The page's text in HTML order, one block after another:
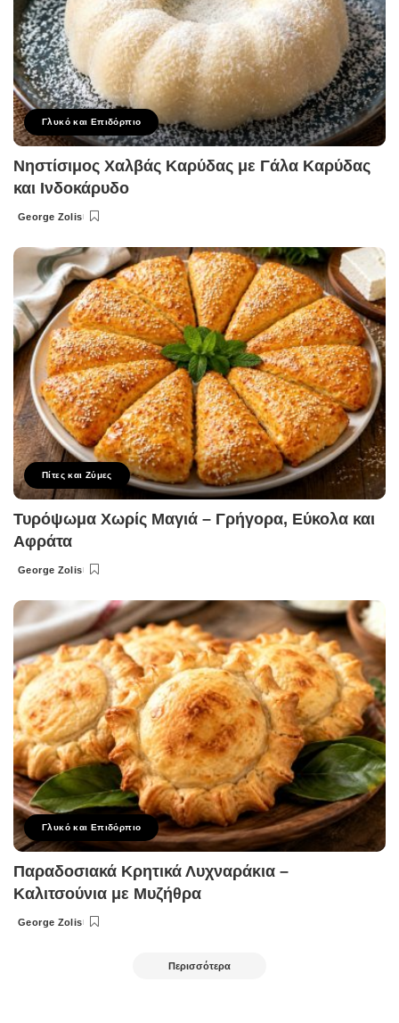
Γλυκό και Επιδόρπιο
Νηστίσιμος Χαλβάς Καρύδας με Γάλα Καρύδας
και Ινδοκάρυδο
Posted
George Zolis
Πίτες και Ζύμες
Τυρόψωμα Χωρίς Μαγιά – Γρήγορα, Εύκολα και
Αφράτα
Posted
George Zolis
Γλυκό και Επιδόρπιο
Παραδοσιακά Κρητικά Λυχναράκια –
Καλιτσούνια με Μυζήθρα
Posted
George Zolis
Περισσότερα